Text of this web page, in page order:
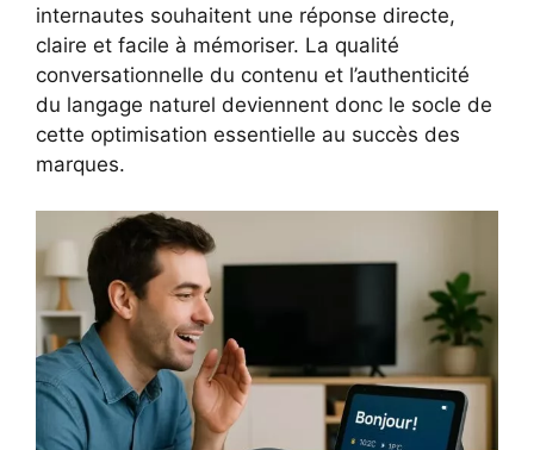
internautes souhaitent une réponse directe,
claire et facile à mémoriser. La qualité
conversationnelle du contenu et l’authenticité
du langage naturel deviennent donc le socle de
cette optimisation essentielle au succès des
marques.